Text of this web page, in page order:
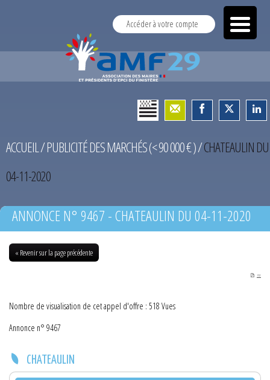
Accéder à votre compte
ACCUEIL/PUBLICITÉ DES MARCHÉS (< 90 000 € )/CHATEAULIN DU
04-11-2020
ANNONCE N° 9467 - CHATEAULIN DU 04-11-2020
« Revenir sur la page précédente
PDF
Nombre de visualisation de cet appel d'offre : 518 Vues
Annonce n° 9467
CHATEAULIN